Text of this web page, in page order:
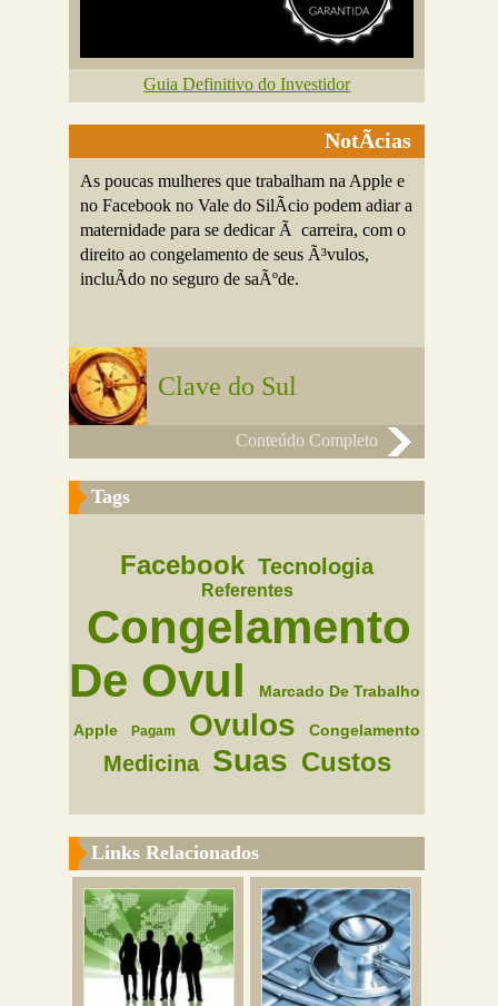
Guia Definitivo do Investidor
NotÃ­cias
As poucas mulheres que trabalham na Apple e
no Facebook no Vale do SilÃ­cio podem adiar a
maternidade para se dedicar Ã carreira, com o
direito ao congelamento de seus Ã³vulos,
incluÃ­do no seguro de saÃºde.
Clave do Sul
Conteúdo Completo
Tags
Facebook Tecnologia
Referentes
Congelamento
De Ovul
Marcado De Trabalho
Apple Pagam Ovulos Congelamento
Medicina Suas Custos
Links Relacionados